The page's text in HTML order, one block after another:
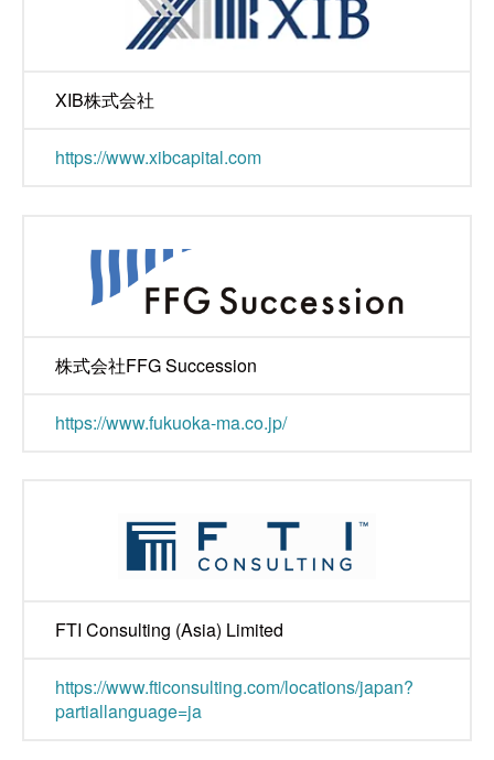
XIB株式会社
https://www.xibcapital.com
株式会社FFG Succession
https://www.fukuoka-ma.co.jp/
FTI Consulting (Asia) Limited
https://www.fticonsulting.com/locations/japan?
partiallanguage=ja